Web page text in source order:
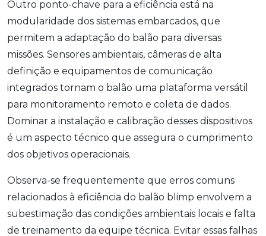
Outro ponto-chave para a eficiência está na
modularidade dos sistemas embarcados, que
permitem a adaptação do balão para diversas
missões. Sensores ambientais, câmeras de alta
definição e equipamentos de comunicação
integrados tornam o balão uma plataforma versátil
para monitoramento remoto e coleta de dados.
Dominar a instalação e calibração desses dispositivos
é um aspecto técnico que assegura o cumprimento
dos objetivos operacionais.
Observa-se frequentemente que erros comuns
relacionados à eficiência do balão blimp envolvem a
subestimação das condições ambientais locais e falta
de treinamento da equipe técnica. Evitar essas falhas